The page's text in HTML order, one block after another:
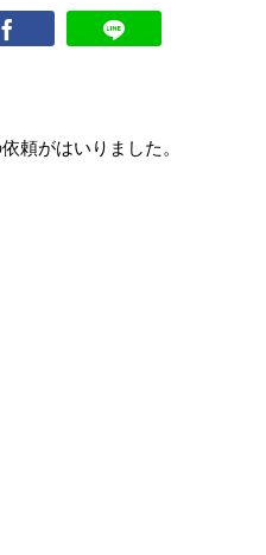
頼がはいりました。